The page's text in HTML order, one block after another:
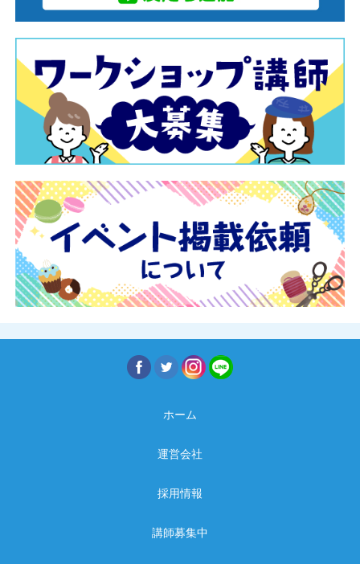
ホーム
運営会社
採用情報
講師募集中